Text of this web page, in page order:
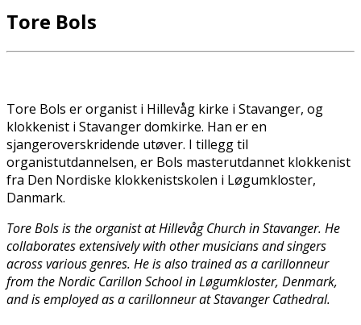
Tore Bols
Tore Bols er organist i Hillevåg kirke i Stavanger, og
klokkenist i Stavanger domkirke. Han er en
sjangeroverskridende utøver. I tillegg til
organistutdannelsen, er Bols masterutdannet klokkenist
fra Den Nordiske klokkenistskolen i Løgumkloster,
Danmark.
Tore Bols is the organist at Hillevåg Church in Stavanger. He
collaborates extensively with other musicians and singers
across various genres. He is also trained as a carillonneur
from the Nordic Carillon School in Løgumkloster, Denmark,
and is employed as a carillonneur at Stavanger Cathedral.